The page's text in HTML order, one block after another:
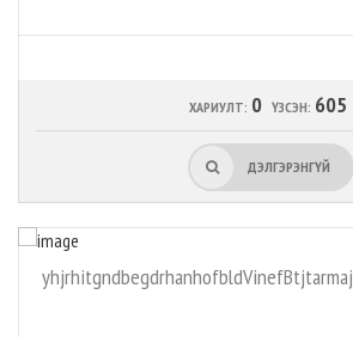
ХАРИУЛТ: 0 ҮЗСЭН: 605
ДЭЛГЭРЭНГҮЙ
yhjrhitgndbegdrhanhofbldVinefBtjtarmaj